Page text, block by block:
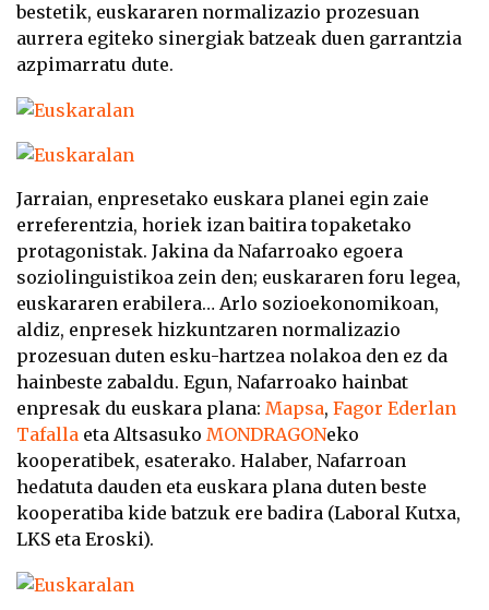
bestetik, euskararen normalizazio prozesuan
aurrera egiteko sinergiak batzeak duen garrantzia
azpimarratu dute.
Jarraian, enpresetako euskara planei egin zaie
erreferentzia, horiek izan baitira topaketako
protagonistak. Jakina da Nafarroako egoera
soziolinguistikoa zein den; euskararen foru legea,
euskararen erabilera… Arlo sozioekonomikoan,
aldiz, enpresek hizkuntzaren normalizazio
prozesuan duten esku-hartzea nolakoa den ez da
hainbeste zabaldu. Egun, Nafarroako hainbat
enpresak du euskara plana: Mapsa, Fagor Ederlan
Tafalla eta Altsasuko MONDRAGONeko
kooperatibek, esaterako. Halaber, Nafarroan
hedatuta dauden eta euskara plana duten beste
kooperatiba kide batzuk ere badira (Laboral Kutxa,
LKS eta Eroski).